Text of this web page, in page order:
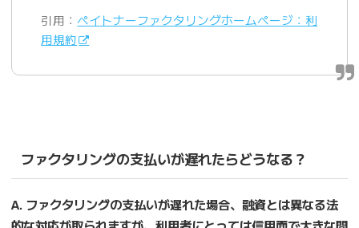
引用：ペイトナーファクタリングホームページ：利
用規約
ファクタリングの支払いが遅れたらどうなる？
A. ファクタリングの支払いが遅れた場合、融資とは異なる法